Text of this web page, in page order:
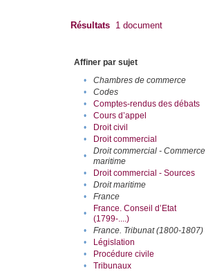
Résultats 1 document
Affiner par sujet
•
Chambres de commerce
•
Codes
•
Comptes-rendus des débats
•
Cours d’appel
•
Droit civil
•
Droit commercial
•
Droit commercial - Commerce
maritime
• Droit commercial - Sources
•
Droit maritime
•
France
•
France. Conseil d’Etat
(1799-....)
• France. Tribunat (1800-1807)
•
Législation
•
Procédure civile
•
Tribunaux